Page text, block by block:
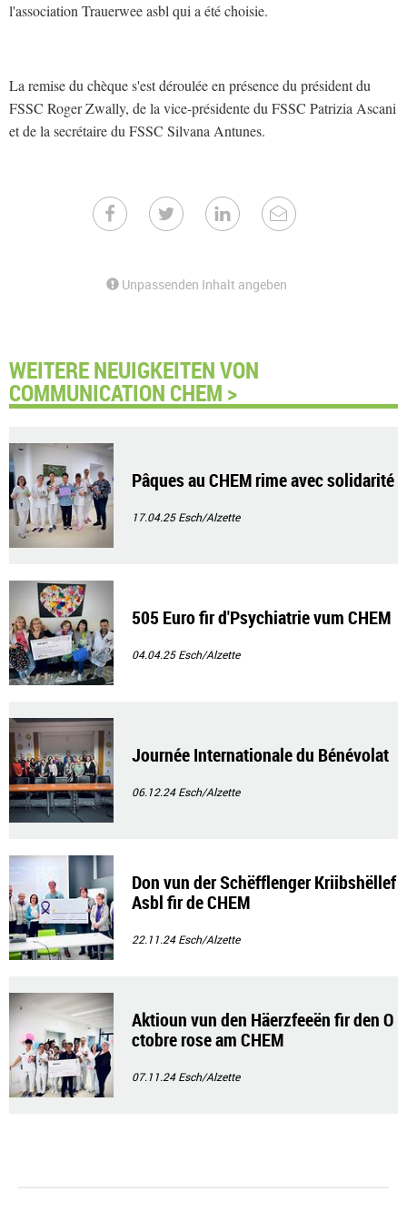
l'association Trauerwee asbl qui a été choisie.
La remise du chèque s'est déroulée en présence du président du
FSSC Roger Zwally, de la vice-présidente du FSSC Patrizia Ascani
et de la secrétaire du FSSC Silvana Antunes.
Unpassenden Inhalt angeben
WEITERE NEUIGKEITEN VON
COMMUNICATION CHEM >
Pâques au CHEM rime avec solidarité
17.04.25Esch/Alzette
505 Euro fir d'Psychiatrie vum CHEM
04.04.25Esch/Alzette
Journée Internationale du Bénévolat
06.12.24Esch/Alzette
Don vun der Schëfflenger Kriibshëllef
Asbl fir de CHEM
22.11.24Esch/Alzette
Aktioun vun den Häerzfeeën fir den O
ctobre rose am CHEM
07.11.24Esch/Alzette